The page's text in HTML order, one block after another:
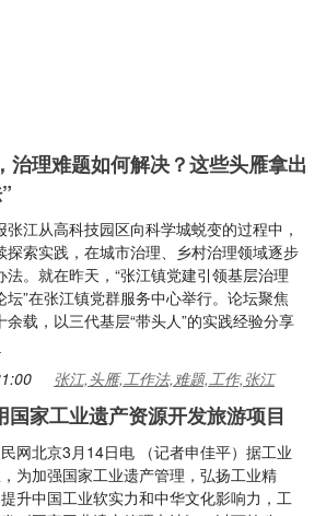
治理难题如何解决？这些头雁拿出
江从高科技园区向科学城蜕变的过程中，
探索实践，在城市治理、乡村治理领域逐步
法。就在昨天，“张江镇党建引领基层治理
坛”在张江镇党群服务中心举行。论坛聚焦
载，以三代基层“带头人”的实践经验分享
张江,头雁,工作法,难题,工作,张江
国家工业遗产资源开发旅游项目
网北京3月14日电 （记者申佳平）据工业
为加强国家工业遗产管理，弘扬工业精
升中国工业软实力和中华文化影响力，工